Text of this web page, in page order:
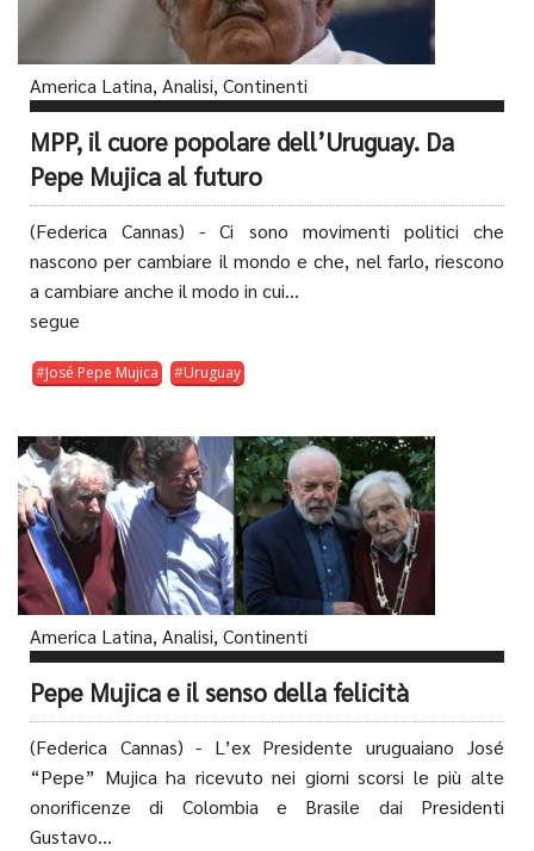
America Latina, Analisi, Continenti
MPP, il cuore popolare dell’Uruguay. Da
Pepe Mujica al futuro
(Federica Cannas) - Ci sono movimenti politici che
nascono per cambiare il mondo e che, nel farlo, riescono
a cambiare anche il modo in cui...
segue
José Pepe Mujica Uruguay
America Latina, Analisi, Continenti
Pepe Mujica e il senso della felicità
(Federica Cannas) - L’ex Presidente uruguaiano José
“Pepe” Mujica ha ricevuto nei giorni scorsi le più alte
onorificenze di Colombia e Brasile dai Presidenti
Gustavo...